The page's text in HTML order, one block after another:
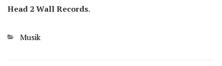
Head 2 Wall Records.
Kategorien
Musik